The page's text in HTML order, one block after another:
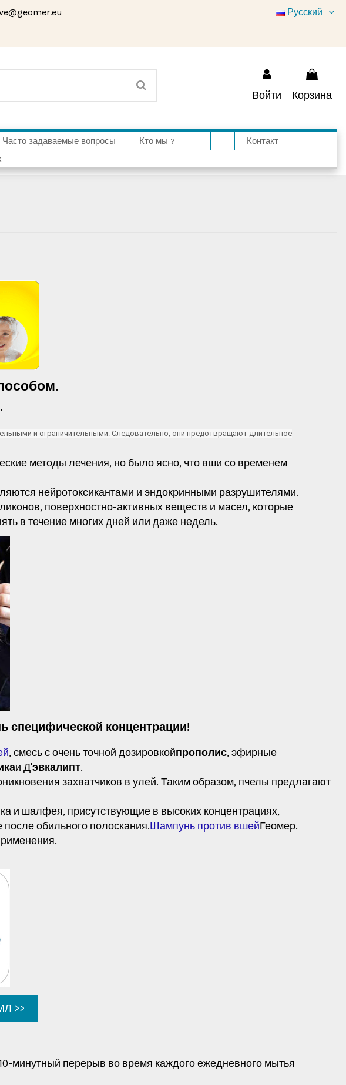
Русский
Войти Корзина
Часто задаваемые вопросы Кто мы ?
Контакт
и ограничительными. Следовательно, они предотвращают длительное
методы лечения, но было ясно, что вши со временем
нейротоксикантами и эндокринными разрушителями.
поверхностно-активных веществ и масел, которые
в течение многих дней или даже недель.
специфической концентрации!
, смесь с очень точной дозировкойпрополис, эфирные
и Д'эвкалипт.
захватчиков в улей. Таким образом, пчелы предлагают
и шалфея, присутствующие в высоких концентрациях,
обильного полоскания.Шампунь против вшейГеомер.
>>
минутный перерыв во время каждого ежедневного мытья